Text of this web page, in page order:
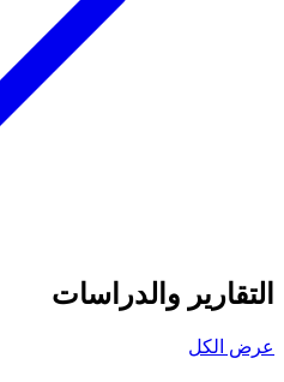
التقارير والدراسات
عرض الكل